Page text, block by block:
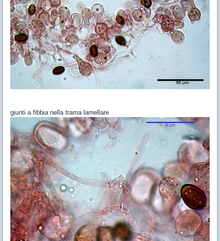
giunti a fibbia nella trama lamellare